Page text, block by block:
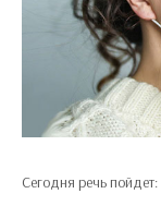
Сегодня речь пойдет: